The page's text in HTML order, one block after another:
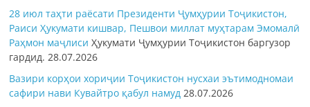
28 июл таҳти раёсати Президенти Ҷумҳурии Тоҷикистон,
Раиси Ҳукумати кишвар, Пешвои миллат муҳтарам Эмомалӣ
Раҳмон маҷлисиҲукумати Ҷумҳурии Тоҷикистон баргузор
гардид.28.07.2026
Вазири корҳои хориҷии Тоҷикистон нусхаи эътимодномаи
сафири нави Кувайтро қабул намуд 28.07.2026